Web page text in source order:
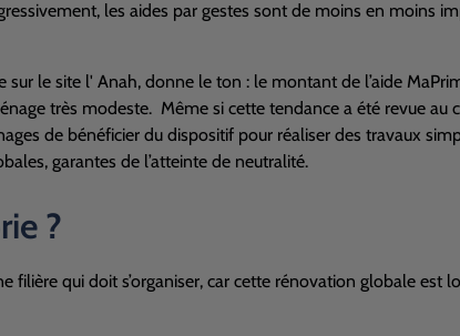
les aides par gestes sont de moins en moins
le site l' Anah, donne le ton : le montant de l’aide
très modeste. Même si cette tendance a été revue au
de bénéficier du dispositif pour réaliser des travaux
garantes de l’atteinte de neutralité.
?
filière qui doit s’organiser, car cette rénovation globale est